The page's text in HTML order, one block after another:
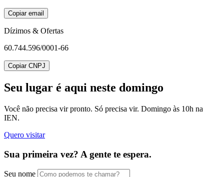
Copiar email
Dízimos & Ofertas
60.744.596/0001-66
Copiar CNPJ
Seu lugar é aqui neste domingo
Você não precisa vir pronto. Só precisa vir. Domingo às 10h na
IEN.
Quero visitar
Sua primeira vez? A gente te espera.
Seu nome